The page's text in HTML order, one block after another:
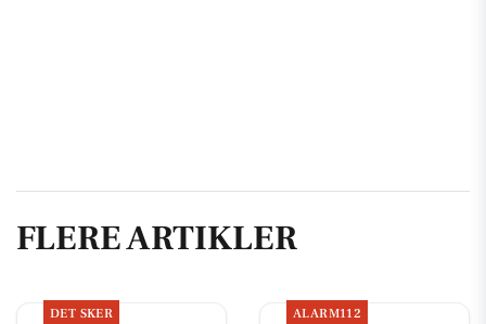
FLERE ARTIKLER
DET SKER ALARM112